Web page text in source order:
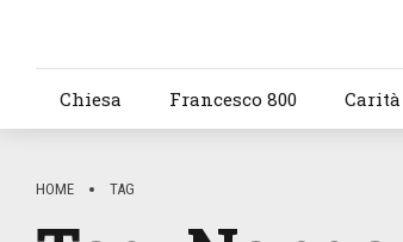
Chiesa Francesco 800 Carità
HOME TAG